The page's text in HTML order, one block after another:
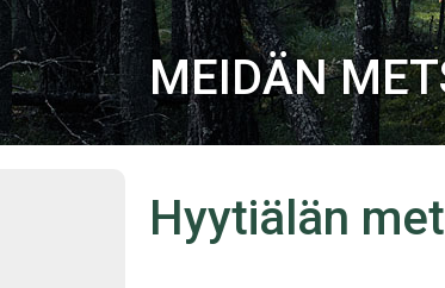
MEIDÄN
Hyytiälän